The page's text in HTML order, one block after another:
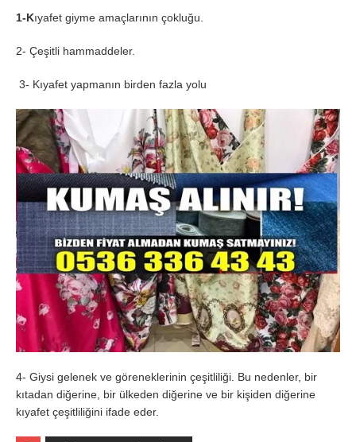
1-Kıyafet giyme amaçlarının çokluğu.
2- Çeşitli hammaddeler.
3- Kıyafet yapmanın birden fazla yolu
4- Giysi gelenek ve göreneklerinin çeşitliliği. Bu nedenler, bir
kıtadan diğerine, bir ülkeden diğerine ve bir kişiden diğerine
kıyafet çeşitliliğini ifade eder.